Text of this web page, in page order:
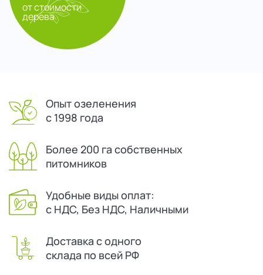
от стоимости
дерева
Опыт озеленения
с 1998 года
Более 200 га собственных
питомников
Удобные виды оплат:
с НДС, Без НДС, Наличными
Доставка с одного
склада по всей РФ